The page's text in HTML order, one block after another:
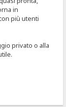
in
più utenti
privato o alla